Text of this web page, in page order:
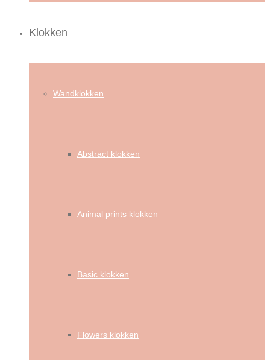
Klokken
Wandklokken
Abstract klokken
Animal prints klokken
Basic klokken
Flowers klokken